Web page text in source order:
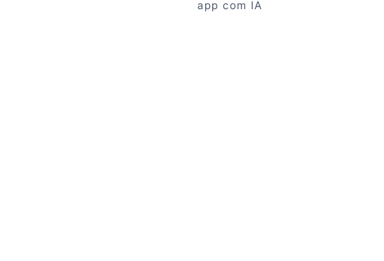
app com IA